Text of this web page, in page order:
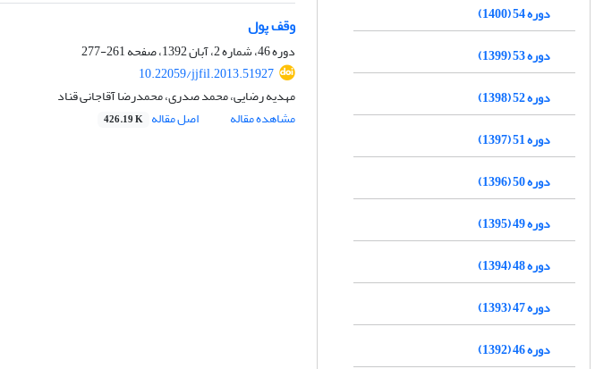
وقف پول
دوره 46، شماره 2، آبان 1392، صفحه
261-277
10.22059/jjfil.2013.51927
مهدیه رضایی، محمد صدری، محمدرضا آقاجانی قناد
مشاهده مقاله
اصل مقاله 426.19 K
دوره 54 (1400)
دوره 53 (1399)
دوره 52 (1398)
دوره 51 (1397)
دوره 50 (1396)
دوره 49 (1395)
دوره 48 (1394)
دوره 47 (1393)
دوره 46 (1392)